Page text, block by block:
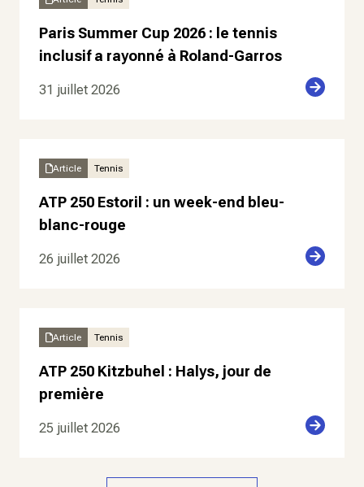
Paris Summer Cup 2026 : le tennis
inclusif a rayonné à Roland-Garros
31 juillet 2026
Article Tennis
ATP 250 Estoril : un week-end bleu-
blanc-rouge
26 juillet 2026
Article Tennis
ATP 250 Kitzbuhel : Halys, jour de
première
25 juillet 2026